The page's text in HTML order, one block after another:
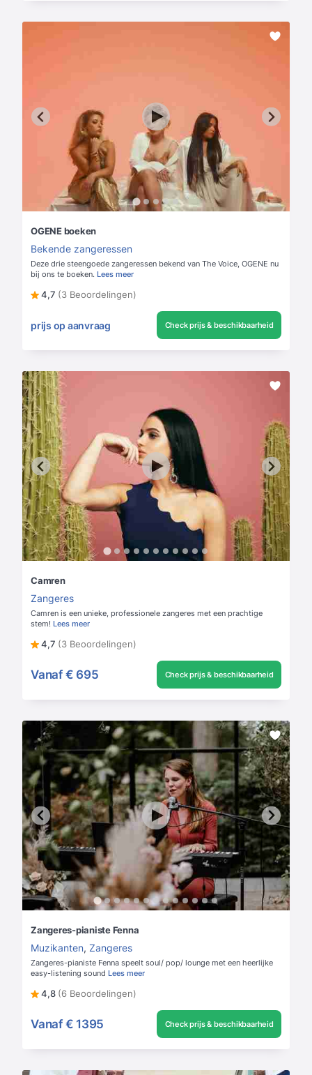
OGENE boeken
Bekende zangeressen
Deze drie steengoede zangeressen bekend van The Voice, OGENE nu
bij ons te boeken. Lees meer
4,7 (3 Beoordelingen)
prijs op aanvraag Check prijs & beschikbaarheid
Camren
Zangeres
Camren is een unieke, professionele zangeres met een prachtige
stem! Lees meer
4,7 (3 Beoordelingen)
Vanaf € 695 Check prijs & beschikbaarheid
Zangeres-pianiste Fenna
Muzikanten, Zangeres
Zangeres-pianiste Fenna speelt soul/ pop/ lounge met een heerlijke
easy-listening sound Lees meer
4,8 (6 Beoordelingen)
Vanaf € 1395 Check prijs & beschikbaarheid